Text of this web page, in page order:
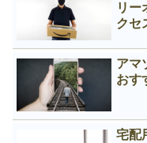
リー
クセ
アマ
おす
宅配